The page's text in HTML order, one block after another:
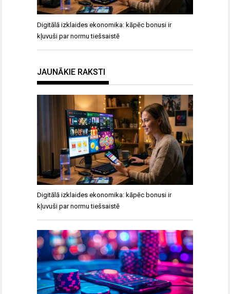
Digitālā izklaides ekonomika: kāpēc bonusi ir
kļuvuši par normu tiešsaistē
JAUNĀKIE RAKSTI
Digitālā izklaides ekonomika: kāpēc bonusi ir
kļuvuši par normu tiešsaistē